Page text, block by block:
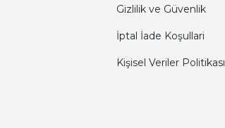
Gizlilik ve Güvenlik
İptal İade Koşullari
Kişisel Veriler Politikası